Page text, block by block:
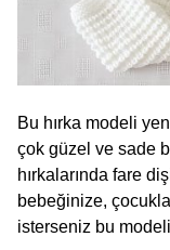
Bu hırka modeli
çok güzel ve sade
hırkalarında fare
bebeğinize,
isterseniz bu